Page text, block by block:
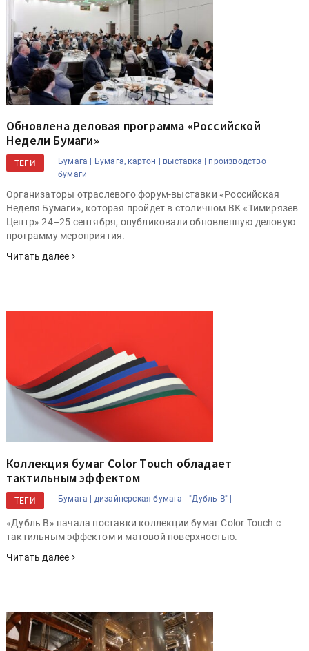
Обновлена деловая программа «Российской
Недели Бумаги»
ТЕГИ Бумага | Бумага, картон | выставка |
производство
бумаги |
Организаторы отраслевого форум-выставки «Российская
Неделя Бумаги», которая пройдет в столичном ВК «Тимирязев
Центр» 24–25 сентября, опубликовали обновленную деловую
программу мероприятия.
Читать далее
Коллекция бумаг Color Touch обладает
тактильным эффектом
ТЕГИ Бумага | дизайнерская бумага | "Дубль В" |
«Дубль В» начала поставки коллекции бумаг Color Touch с
тактильным эффектом и матовой поверхностью.
Читать далее